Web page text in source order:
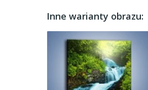
Inne warianty obrazu: